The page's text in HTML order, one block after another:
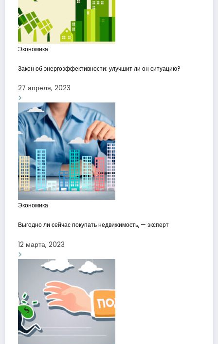
Экономика
Закон об энергоэффективности: улучшит ли он ситуацию?
27 апреля, 2023
Экономика
Выгодно ли сейчас покупать недвижимость, — эксперт
12 марта, 2023